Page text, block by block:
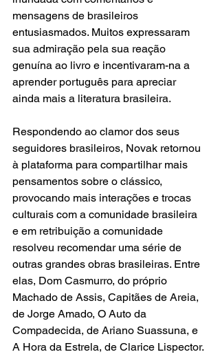
mensagens de brasileiros
entusiasmados. Muitos expressaram
sua admiração pela sua reação
genuína ao livro e incentivaram-na a
aprender português para apreciar
ainda mais a literatura brasileira.
Respondendo ao clamor dos seus
seguidores brasileiros, Novak retornou
à plataforma para compartilhar mais
pensamentos sobre o clássico,
provocando mais interações e trocas
culturais com a comunidade brasileira
e em retribuição a comunidade
resolveu recomendar uma série de
outras grandes obras brasileiras. Entre
elas, Dom Casmurro, do próprio
Machado de Assis, Capitães de Areia,
de Jorge Amado, O Auto da
Compadecida, de Ariano Suassuna, e
A Hora da Estrela, de Clarice Lispector.